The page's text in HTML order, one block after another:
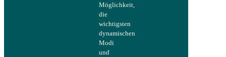
Möglichkeit,
die
wichtigsten
dynamischen
Modi
und